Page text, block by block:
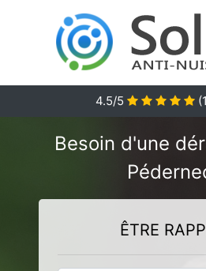
4.5/5 (
Besoin d'une
ÊTRE